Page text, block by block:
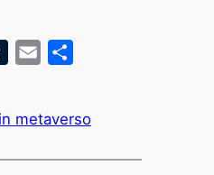
TumblrEmail
metaverso